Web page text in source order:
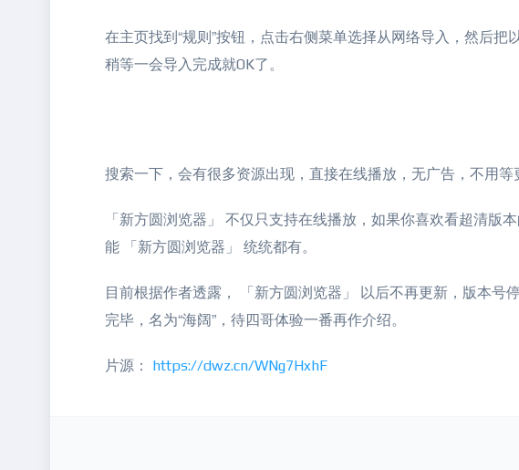
在主页找到“规则”按钮，点击右侧菜单选择从网络导入，然后把
稍等一会导入完成就OK了。
搜索一下，会有很多资源出现，直接在线播放，无广告，不用等
「新方圆浏览器」 不仅只支持在线播放，如果你喜欢看超清版
能 「新方圆浏览器」 统统都有。
目前根据作者透露， 「新方圆浏览器」 以后不再更新，版本号
完毕，名为“海阔”，待四哥体验一番再作介绍。
片源： https://dwz.cn/WNg7HxhF